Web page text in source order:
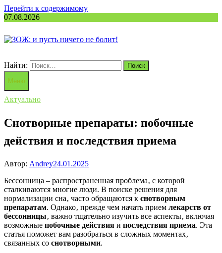
Перейти к содержимому
07.08.2026
Найти:
Меню
Актуально
Снотворные препараты: побочные
действия и последствия приема
Автор: Andrey24.01.2025
Бессонница – распространенная проблема‚ с которой
сталкиваются многие люди. В поиске решения для
нормализации сна‚ часто обращаются к снотворным
препаратам. Однако‚ прежде чем начать прием лекарств от
бессонницы‚ важно тщательно изучить все аспекты‚ включая
возможные побочные действия и последствия приема. Эта
статья поможет вам разобраться в сложных моментах‚
связанных со снотворными.